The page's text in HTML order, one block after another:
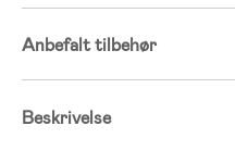
Anbefalt tilbehør
Beskrivelse